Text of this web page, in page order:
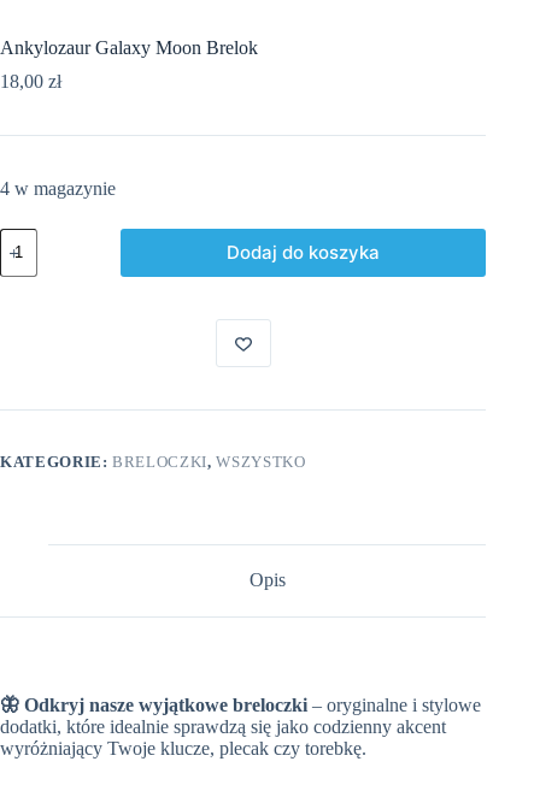
Ankylozaur Galaxy Moon Brelok
18,00 zł
4 w magazynie
ilość
Ankylozaur
Galaxy
Dodaj do koszyka
KATEGORIE:BRELOCZKI,WSZYSTKO
Opis
🦋 Odkryj nasze wyjątkowe breloczki – oryginalne i stylowe
dodatki, które idealnie sprawdzą się jako codzienny akcent
wyróżniający Twoje klucze, plecak czy torebkę.